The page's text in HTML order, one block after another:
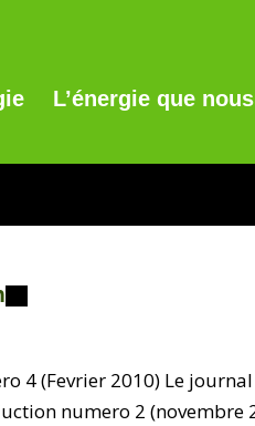
L’énergie que
4 (Fevrier 2010) Le
numero 2 (novembre